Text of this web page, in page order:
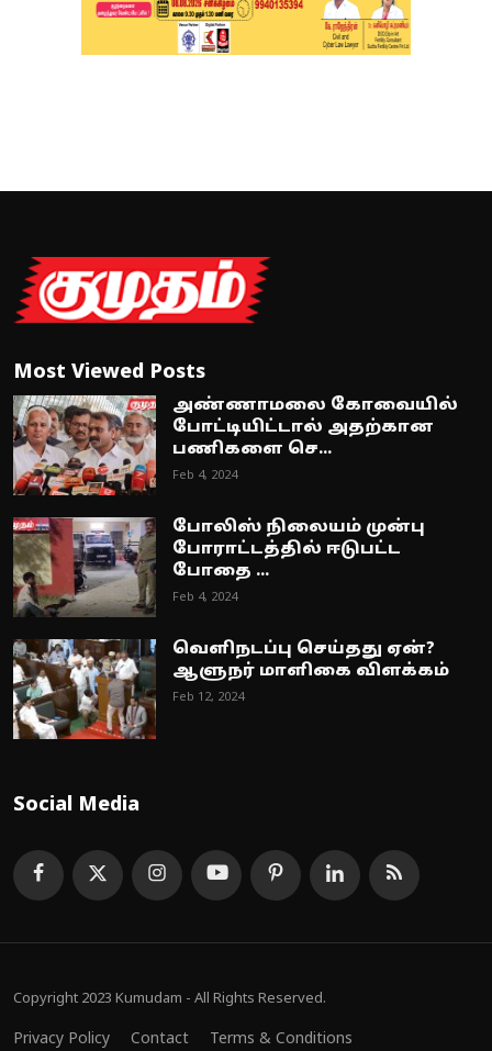
Most Viewed Posts
அண்ணாமலை கோவையில்
போட்டியிட்டால் அதற்கான
பணிகளை செ...
Feb 4, 2024
போலிஸ் நிலையம் முன்பு
போராட்டத்தில் ஈடுபட்ட
போதை ...
Feb 4, 2024
வெளிநடப்பு செய்தது ஏன்?
ஆளுநர் மாளிகை விளக்கம்
Feb 12, 2024
Social Media
Copyright 2023 Kumudam - All Rights Reserved.
Privacy Policy Contact Terms & Conditions